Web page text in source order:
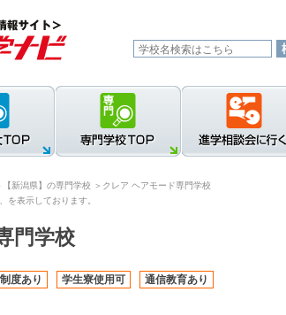
資料請求カゴを見る
新規登録
【新潟県】の専門学校 ＞クレア ヘアモード専門学校
を表示しております。
門学校
度あり 学生寮使用可 通信教育あり